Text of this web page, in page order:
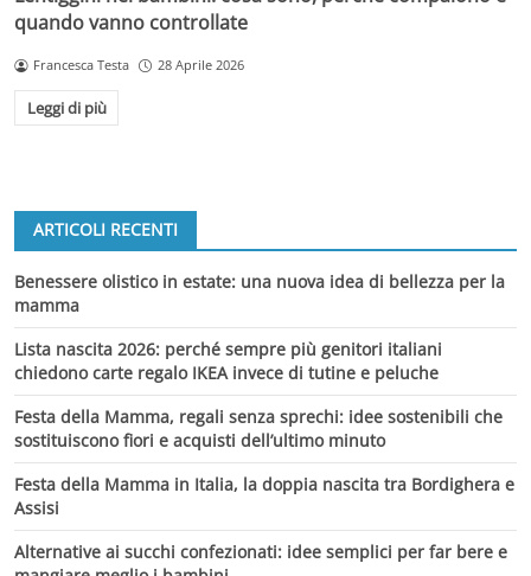
quando vanno controllate
Francesca Testa 28 Aprile 2026
Leggi di più
ARTICOLI RECENTI
Benessere olistico in estate: una nuova idea di bellezza per la
mamma
Lista nascita 2026: perché sempre più genitori italiani
chiedono carte regalo IKEA invece di tutine e peluche
Festa della Mamma, regali senza sprechi: idee sostenibili che
sostituiscono fiori e acquisti dell’ultimo minuto
Festa della Mamma in Italia, la doppia nascita tra Bordighera e
Assisi
Alternative ai succhi confezionati: idee semplici per far bere e